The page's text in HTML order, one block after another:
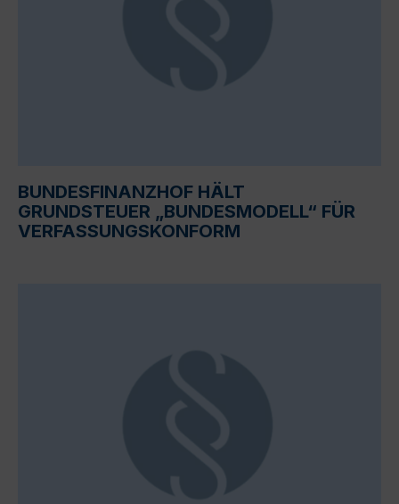
BUNDESFINANZHOF HÄLT
GRUNDSTEUER „BUNDESMODELL“ FÜR
VERFASSUNGSKONFORM